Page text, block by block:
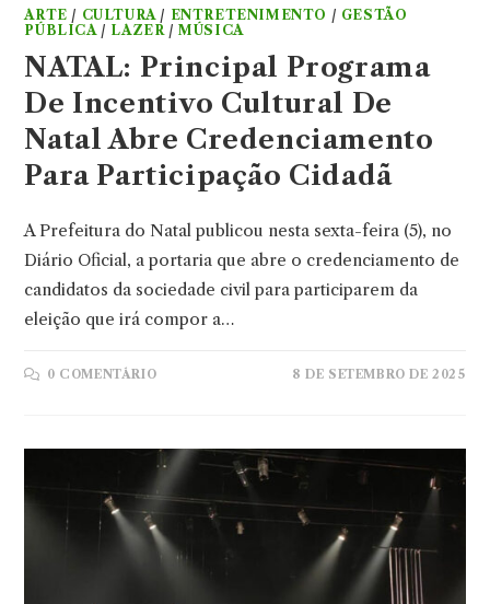
ARTE / CULTURA/ ENTRETENIMENTO / GESTÃO
PÚBLICA/ LAZER/MÚSICA
NATAL: Principal Programa
De Incentivo Cultural De
Natal Abre Credenciamento
Para Participação Cidadã
A Prefeitura do Natal publicou nesta sexta-feira (5), no
Diário Oficial, a portaria que abre o credenciamento de
candidatos da sociedade civil para participarem da
eleição que irá compor a…
0 COMENTÁRIO 8 DE SETEMBRO DE 2025